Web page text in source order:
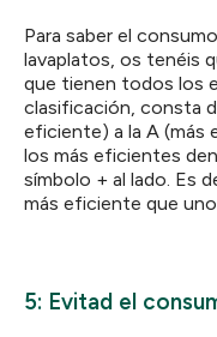
Para saber el
lavaplatos, os tenéis
que tienen todos los
clasificación, consta
eficiente) a la A (más
los más eficientes
símbolo + al lado. Es
más eficiente que uno
5: Evitad el